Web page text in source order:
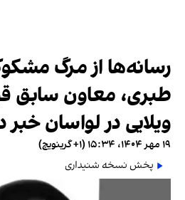
رسانه‌ها از مرگ
طبری، معاون سابق
ویلایی در لواسان خبر
۱۹ مهر ۱۴۰۴، ۱۵:۳۴ (‎+۱ گرینویچ)
پخش نسخه شنیداری